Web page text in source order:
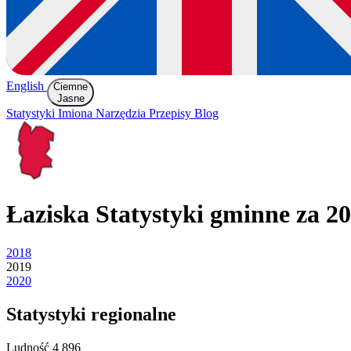
English
Ciemne
Jasne
Statystyki Imiona Narzędzia Przepisy Blog
Łaziska Statystyki gminne za
2018
2019
2020
Statystyki regionalne
Ludność 4 896